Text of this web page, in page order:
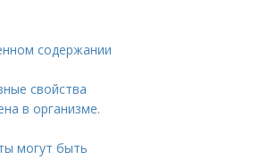
содержании
свойства
в организме.
могут быть